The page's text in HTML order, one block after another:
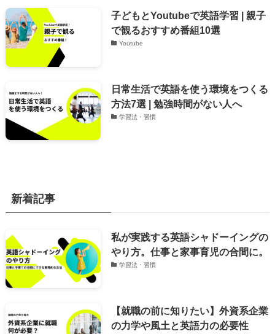
子どもとYoutubeで英語学習 | 親子
で観るおすすめ番組10選
Youtube
日常生活で英語を使う環境をつくる
方法7選 | 勉強時間がない人へ
学習法・習慣
新着記事
私が実践する英語シャドーイングの
やり方。仕事と家事育児の合間に。
学習法・習慣
【就職の前に知りたい】外資系企業
の力学や風土と英語力の必要性